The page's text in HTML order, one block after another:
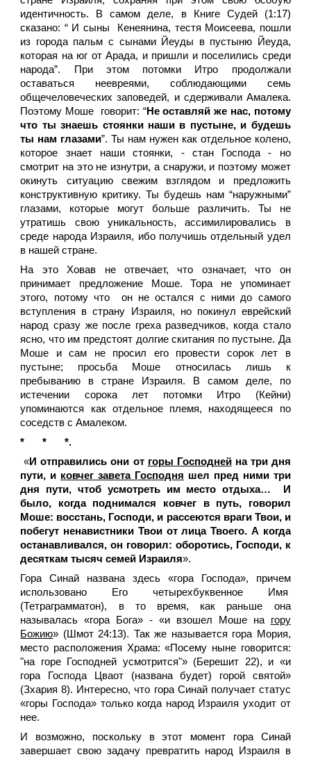
идентичность. В самом деле, в Книге Судей (1:17)
сказано: “ И сыны Кенеянина, тестя Моисеева, пошли
из города пальм с сынами Йеуды в пустыню Йеуда,
которая на юг от Арада, и пришли и поселились среди
народа”. При этом потомки Итро продолжали
оставаться неевреями, соблюдающими семь
общечеловеческих заповедей, и сдерживали Амалека.
Поэтому Моше говорит: “Не оставляй же нас, потому
что ты знаешь стоянки наши в пустыне, и будешь
ты нам глазами”. Ты нам нужен как отдельное колено,
которое знает наши стоянки, - стан Господа - но
смотрит на это не изнутри, а снаружи, и поэтому может
окинуть ситуацию свежим взглядом и предложить
конструктивную критику. Ты будешь нам “наружными”
глазами, которые могут больше различить. Ты не
утратишь свою уникальность, ассимилировались в
среде народа Израиля, ибо получишь отдельный удел
в нашей стране.
На это Ховав не отвечает, что означает, что он
принимает предложение Моше. Тора не упоминает
этого, потому что он не остался с ними до самого
вступления в страну Израиля, но покинул еврейский
народ сразу же после греха разведчиков, когда стало
ясно, что им предстоят долгие скитания по пустыне. Да
Моше и сам не просил его провести сорок лет в
пустыне; просьба Моше относилась лишь к
пребыванию в стране Израиля. В самом деле, по
истечении сорока лет потомки Итро (Кейни)
упоминаются как отдельное племя, находящееся по
соседств с Амалеком.
*
*
*.
«И отправились они от горы Господнейна три дня
пути, и ковчег завета Господня шел пред ними три
дня пути, чтоб усмотреть им место отдыха… И
было, когда поднимался ковчег в путь, говорил
Моше: восстань, Господи, и рассеются враги Твои, и
побегут ненавистники Твои от лица Твоего. А когда
останавливался, он говорил: оборотись, Господи, к
десяткам тысяч семей Израиля».
Гора Синай названа здесь «гора Господа», причем
использовано Его четырехбуквенное Имя
(Тетраграмматон), в то время, как раньше она
называлась «гора Бога» - «и взошел Моше на гору
Божию» (Шмот 24:13). Так же называется гора Мория,
место расположения Храма: «Посему ныне говорится:
"на горе Господней усмотрится"» (Берешит 22), и «и
гора Господа Цваот (названа будет) горой святой»
(Зхария 8). Интересно, что гора Синай получает статус
«горы Господа» только когда народ Израиля уходит от
нее.
И возможно, поскольку в этот момент гора Синай
завершает свою задачу превратить народ Израиля в